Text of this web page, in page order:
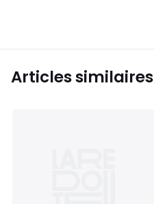
Articles similaires